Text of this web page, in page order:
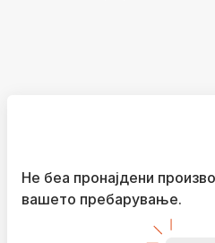
Не беа пронајдени
вашето пребарување.